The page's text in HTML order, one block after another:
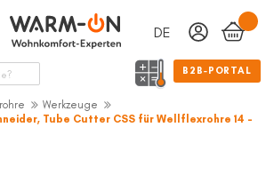
Sprache
DEUTSCH
B2B-PORTAL
Werkzeuge
Tube Cutter CSS für Wellflexrohre 14 -